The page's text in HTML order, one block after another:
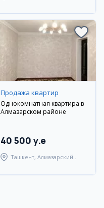
Продажа квартир
Однокомнатная квартира в
Алмазарском районе
40 500 y.e
Ташкент, Алмазарский